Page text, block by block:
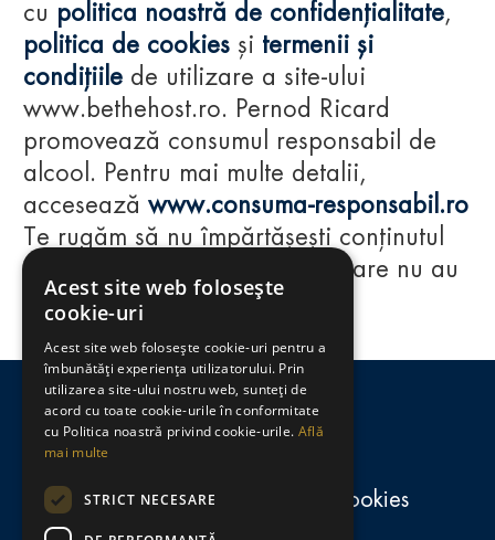
Regulamente
consumă-responsabil.ro
Politica de confidențialitate și cookies
cu politica noastră de confidențialitate,
politica de cookies și termenii și
condițiile de utilizare a site-ului
www.bethehost.ro. Pernod Ricard
promovează consumul responsabil de
alcool. Pentru mai multe detalii,
accesează www.consuma-responsabil.ro
Te rugăm să nu împărtășești conținutul
acestui website cu persoane care nu au
împlinit vârsta de 18 ani.
Acest site web folosește
cookie-uri
Acest site web folosește cookie-uri pentru a
îmbunătăți experiența utilizatorului. Prin
utilizarea site-ului nostru web, sunteți de
acord cu toate cookie-urile în conformitate
cu Politica noastră privind cookie-urile. Află
mai multe
STRICT NECESARE